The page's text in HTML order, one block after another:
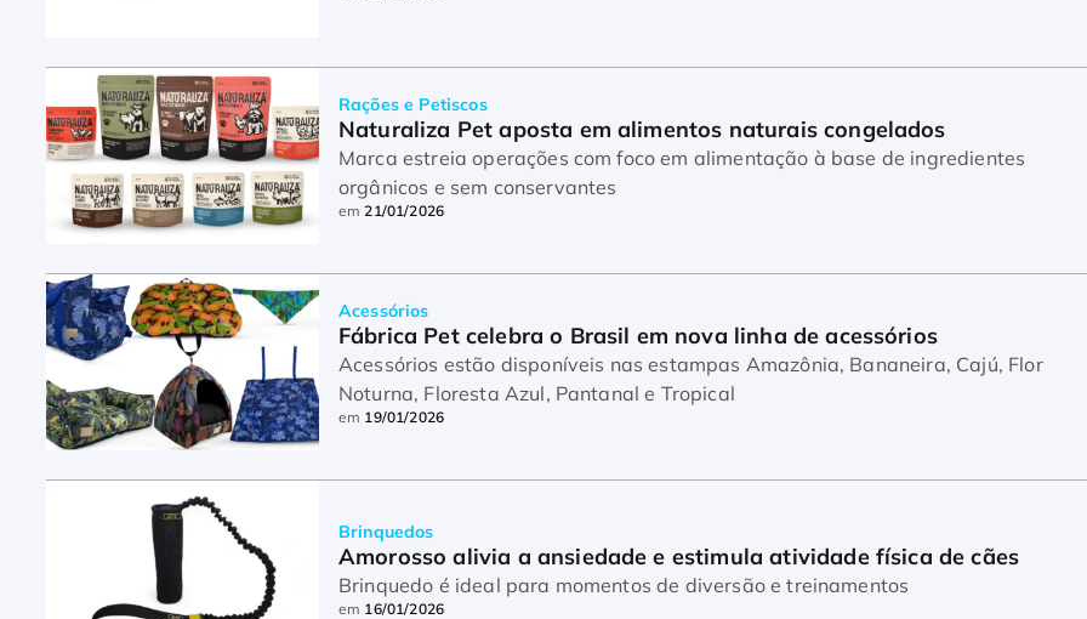
Rações e Petiscos
Naturaliza Pet aposta em alimentos naturais congelados
Marca estreia operações com foco em alimentação à base de ingredientes
orgânicos e sem conservantes
em21/01/2026
Acessórios
Fábrica Pet celebra o Brasil em nova linha de acessórios
Acessórios estão disponíveis nas estampas Amazônia, Bananeira, Cajú, Flor
Noturna, Floresta Azul, Pantanal e Tropical
em 19/01/2026
Brinquedos
Amorosso alivia a ansiedade e estimula atividade física de cães
Brinquedo é ideal para momentos de diversão e treinamentos
em 16/01/2026